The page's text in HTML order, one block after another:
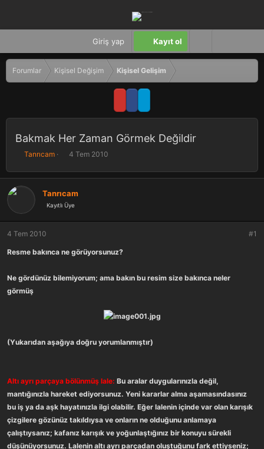
Giriş yap Kayıt ol
Forumlar Kişisel Değişim Kişisel Gelişim
Bakmak Her Zaman Görmek Değildir
K
n
b
a
ş
t
a
Tanrıcam
B
ş
a
n
t
i
4 Tem 2010
Tanrıcam
Kayıtlı Üye
4 Tem 2010 #1
Resme bakınca ne görüyorsunuz?
Ne gördünüz bilemiyorum; ama bakın bu resim size bakınca neler
görmüş
(Yukarıdan aşağıya doğru yorumlanmıştır)
Altı ayrı parçaya bölünmüş lale: Bu aralar duygularınızla değil,
mantığınızla hareket ediyorsunuz. Yeni kararlar alma aşamasındasınız
bu iş ya da aşk hayatınızla ilgi olabilir. Eğer lalenin içinde var olan karışık
çizgilere gözünüz takıldıysa ve onların ne olduğunu anlamaya
çalıştıysanız; kafanız karışık ve yoğunlaştığınız bir konuyu sürekli
düşünüyorsunuz. Lalenin altı ayrı parçadan oluştuğunu fark ettiyseniz;